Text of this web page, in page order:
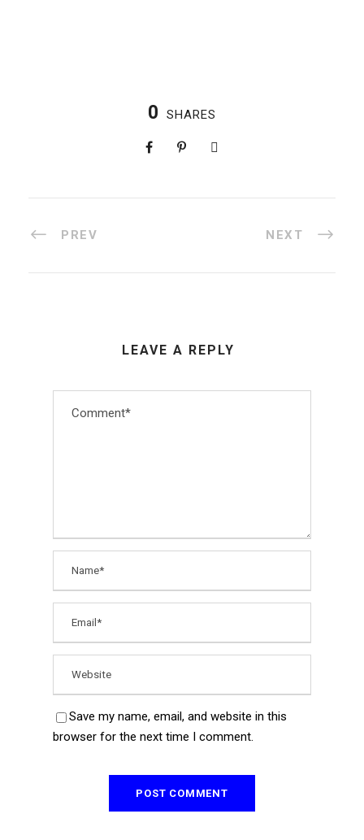
0 SHARES
PREV NEXT
LEAVE A REPLY
Save my name, email, and website in this
browser for the next time I comment.